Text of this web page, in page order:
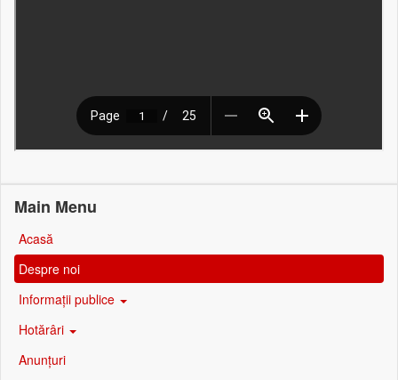
Main Menu
Acasă
Despre noi
Informații publice
Hotărâri
Anunțuri